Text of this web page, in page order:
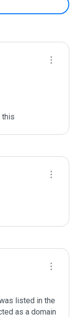
this
listed in the
as a domain